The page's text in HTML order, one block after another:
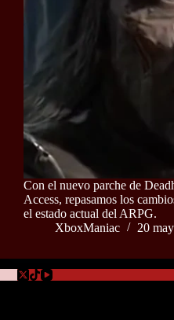
Con el nuevo parche de
Access, repasamos los
el estado actual del ARPG.
XboxManiac
20